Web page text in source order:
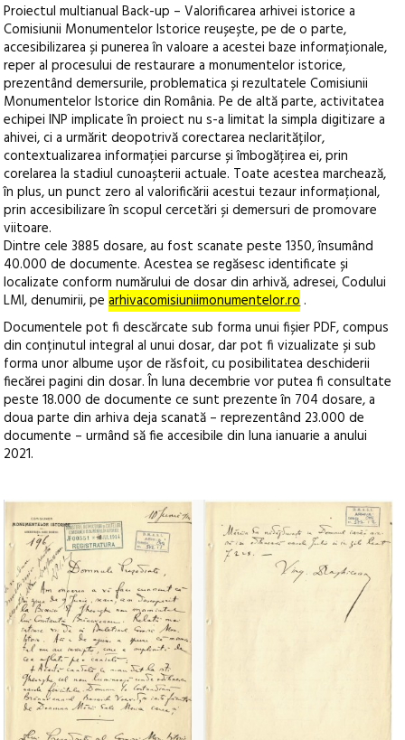
Proiectul multianual Back-up – Valorificarea arhivei istorice a
Comisiunii Monumentelor Istorice reușește, pe de o parte,
accesibilizarea și punerea în valoare a acestei baze informaționale,
reper al procesului de restaurare a monumentelor istorice,
prezentând demersurile, problematica și rezultatele Comisiunii
Monumentelor Istorice din România. Pe de altă parte, activitatea
echipei INP implicate în proiect nu s-a limitat la simpla digitizare a
ahivei, ci a urmărit deopotrivă corectarea neclarităților,
contextualizarea informației parcurse și îmbogățirea ei, prin
corelarea la stadiul cunoașterii actuale. Toate acestea marchează,
în plus, un punct zero al valorificării acestui tezaur informațional,
prin accesibilizare în scopul cercetări și demersuri de promovare
viitoare.
Dintre cele 3885 dosare, au fost scanate peste 1350, însumând
40.000 de documente. Acestea se regăsesc identificate și
localizate conform numărului de dosar din arhivă, adresei, Codului
LMI, denumirii, pearhivacomisiuniimonumentelor.ro.
Documentele pot fi descărcate sub forma unui fișier PDF, compus
din conținutul integral al unui dosar, dar pot fi vizualizate și sub
forma unor albume ușor de răsfoit, cu posibilitatea deschiderii
fiecărei pagini din dosar. În luna decembrie vor putea fi consultate
peste 18.000 de documente ce sunt prezente în 704 dosare, a
doua parte din arhiva deja scanată – reprezentând 23.000 de
documente – urmând să fie accesibile din luna ianuarie a anului
2021.